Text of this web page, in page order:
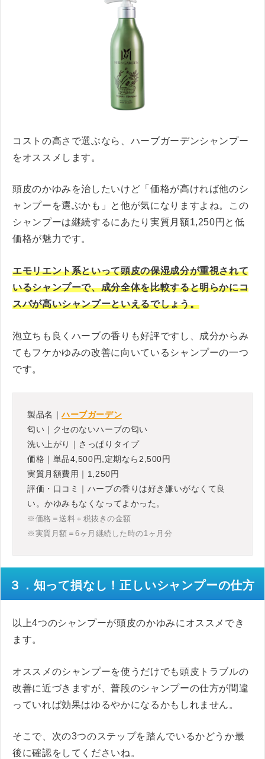
コストの高さで選ぶなら、ハーブガーデンシャンプー
をオススメします。
頭皮のかゆみを治したいけど「価格が高ければ他のシ
ャンプーを選ぶかも」と他が気になりますよね。この
シャンプーは継続するにあたり実質月額1,250円と低
価格が魅力です。
エモリエント系といって頭皮の保湿成分が重視されて
いるシャンプーで、成分全体を比較すると明らかにコ
スパが高いシャンプーといえるでしょう。
泡立ちも良くハーブの香りも好評ですし、成分からみ
てもフケかゆみの改善に向いているシャンプーの一つ
です。
製品名｜ハーブガーデン
匂い｜クセのないハーブの匂い
洗い上がり｜さっぱりタイプ
価格｜単品4,500円,定期なら2,500円
実質月額費用｜1,250円
評価・口コミ｜ハーブの香りは好き嫌いがなくて良
い。かゆみもなくなってよかった。
※価格＝送料＋税抜きの金額
※実質月額＝6ヶ月継続した時の1ヶ月分
３．知って損なし！正しいシャンプーの仕方
以上4つのシャンプーが頭皮のかゆみにオススメでき
ます。
オススメのシャンプーを使うだけでも頭皮トラブルの
改善に近づきますが、普段のシャンプーの仕方が間違
っていれば効果はゆるやかになるかもしれません。
そこで、次の3つのステップを踏んでいるかどうか最
後に確認をしてくださいね。